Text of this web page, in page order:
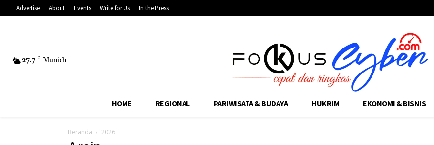
Advertise About Events Write for Us In the Press
27.7 C Munich
HOME REGIONAL PARIWISATA & BUDAYA HUKRIM EKONOMI & BISNIS
Beranda 2026